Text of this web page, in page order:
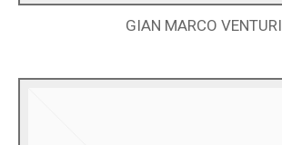
GIAN MARCO VENTURI